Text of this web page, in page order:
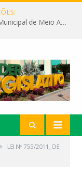
Câmara recebe palestra da Secretária Municipal de Meio Ambiente sobre as ações da “SEMANA DO MEIO AMBIENTE”
LEI Nº 755/2011, DE